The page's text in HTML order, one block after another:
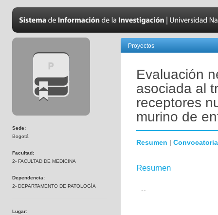
Sede:
Bogotá
Facultad:
2- FACULTAD DE MEDICINA
Dependencia:
2- DEPARTAMENTO DE PATOLOGÍA
Lugar:
Proyectos
Evaluación
asociada al
receptores
murino de
Resumen | Convocatoria
Resumen
--